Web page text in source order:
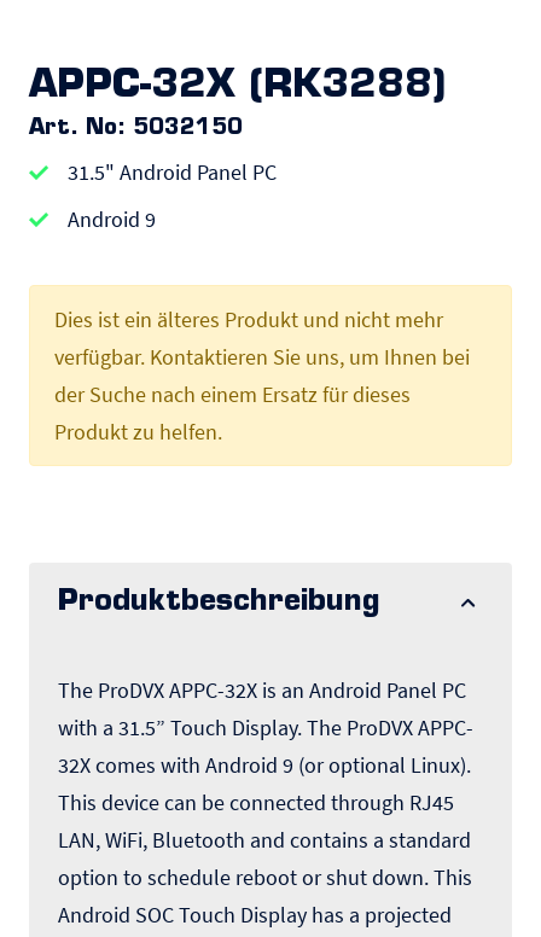
APPC-32X (RK3288)
Art. No: 5032150
31.5" Android Panel PC
Android 9
Dies ist ein älteres Produkt und nicht mehr
verfügbar. Kontaktieren Sie uns, um Ihnen bei
der Suche nach einem Ersatz für dieses
Produkt zu helfen.
Produktbeschreibung
The ProDVX APPC-32X is an Android Panel PC
with a 31.5” Touch Display. The ProDVX APPC-
32X comes with Android 9 (or optional Linux).
This device can be connected through RJ45
LAN, WiFi, Bluetooth and contains a standard
option to schedule reboot or shut down. This
Android SOC Touch Display has a projected